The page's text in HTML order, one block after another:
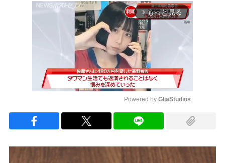
arrow_forward_ios もっと見る
Powered by GliaStudios